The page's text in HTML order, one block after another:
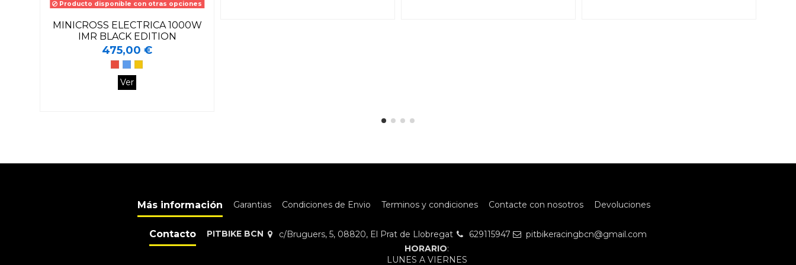
Producto disponible con otras opciones
MINICROSS ELECTRICA 1000W
IMR BLACK EDITION
475,00 €
Ver
Más información Garantias Condiciones de Envio Terminos y condiciones Contacte con nosotros Devoluciones
Contacto PITBIKE BCN c/Bruguers, 5, 08820, El Prat de Llobregat 629115947
pitbikeracingbcn@gmail.com
HORARIO:
LUNES A VIERNES